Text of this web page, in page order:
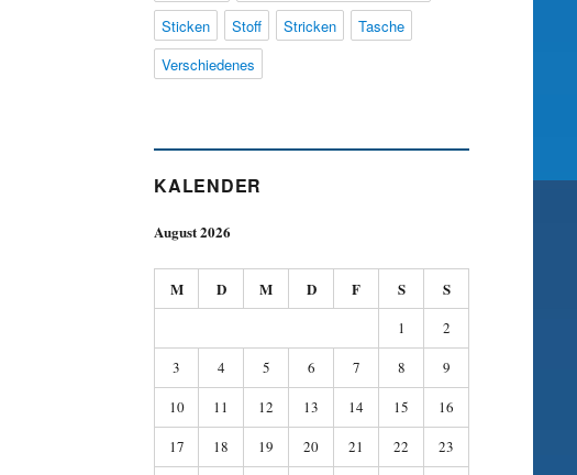
Sticken
Stoff Stricken
Tasche
Verschiedenes
KALENDER
August 2026
M D M D F S S
1
2
3
4 5 6 7 8
9
10
11 12 13 14 15
16
17
18 19 20 21 22
23